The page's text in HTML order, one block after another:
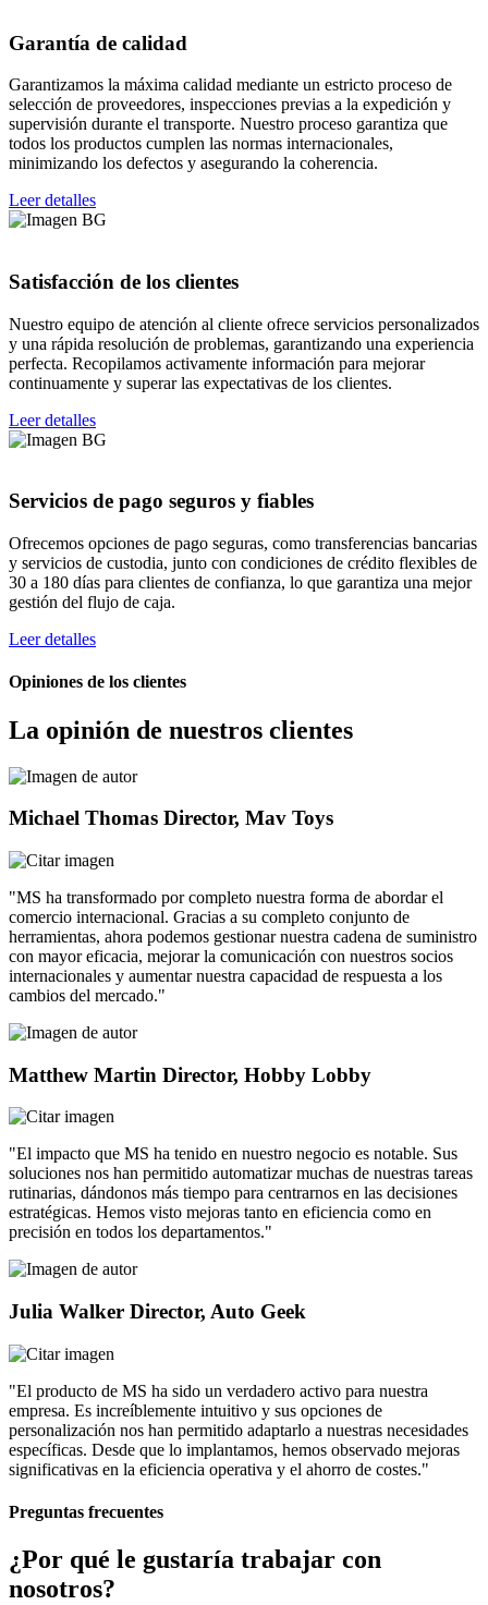
Garantía de calidad
Garantizamos la máxima calidad mediante un estricto proceso de
selección de proveedores, inspecciones previas a la expedición y
supervisión durante el transporte. Nuestro proceso garantiza que
todos los productos cumplen las normas internacionales,
minimizando los defectos y asegurando la coherencia.
Leer detalles
Satisfacción de los clientes
Nuestro equipo de atención al cliente ofrece servicios personalizados
y una rápida resolución de problemas, garantizando una experiencia
perfecta. Recopilamos activamente información para mejorar
continuamente y superar las expectativas de los clientes.
Leer detalles
Servicios de pago seguros y fiables
Ofrecemos opciones de pago seguras, como transferencias bancarias
y servicios de custodia, junto con condiciones de crédito flexibles de
30 a 180 días para clientes de confianza, lo que garantiza una mejor
gestión del flujo de caja.
Leer detalles
Opiniones de los clientes
La opinión de nuestros clientes
Michael Thomas Director, Mav Toys
"MS ha transformado por completo nuestra forma de abordar el
comercio internacional. Gracias a su completo conjunto de
herramientas, ahora podemos gestionar nuestra cadena de suministro
con mayor eficacia, mejorar la comunicación con nuestros socios
internacionales y aumentar nuestra capacidad de respuesta a los
cambios del mercado."
Matthew Martin Director, Hobby Lobby
"El impacto que MS ha tenido en nuestro negocio es notable. Sus
soluciones nos han permitido automatizar muchas de nuestras tareas
rutinarias, dándonos más tiempo para centrarnos en las decisiones
estratégicas. Hemos visto mejoras tanto en eficiencia como en
precisión en todos los departamentos."
Julia Walker Director, Auto Geek
"El producto de MS ha sido un verdadero activo para nuestra
empresa. Es increíblemente intuitivo y sus opciones de
personalización nos han permitido adaptarlo a nuestras necesidades
específicas. Desde que lo implantamos, hemos observado mejoras
significativas en la eficiencia operativa y el ahorro de costes."
Preguntas frecuentes
¿Por qué le gustaría trabajar con
nosotros?